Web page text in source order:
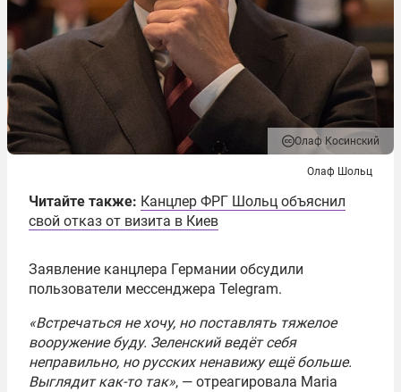
Олаф Косинский
Олаф Шольц
Читайте также: Канцлер ФРГ Шольц объяснил
свой отказ от визита в Киев
Заявление канцлера Германии обсудили
пользователи мессенджера Telegram.
«Встречаться не хочу, но поставлять тяжелое
вооружение буду.‍ Зеленский ведёт себя
неправильно, но русских ненавижу ещё больше.
Выглядит как-то так», — отреагировала Maria